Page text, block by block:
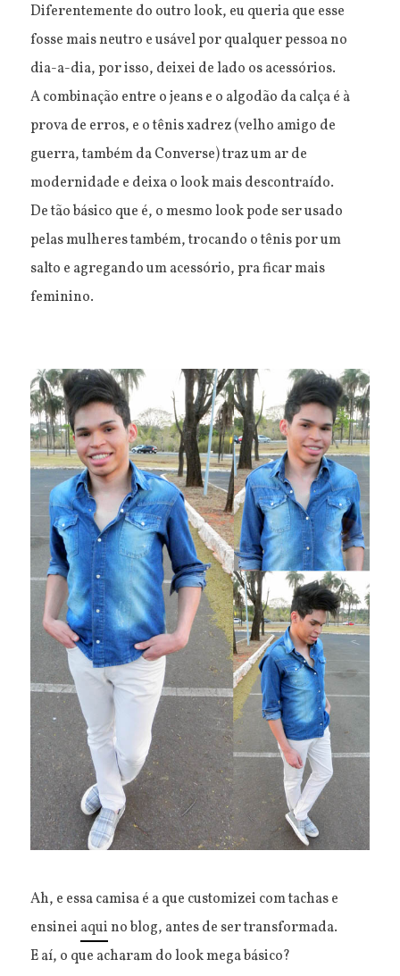
Diferentemente do outro look, eu queria que esse
fosse mais neutro e usável por qualquer pessoa no
dia-a-dia, por isso, deixei de lado os acessórios.
A combinação entre o jeans e o algodão da calça é à
prova de erros, e o tênis xadrez (velho amigo de
guerra, também da Converse) traz um ar de
modernidade e deixa o look mais descontraído.
De tão básico que é, o mesmo look pode ser usado
pelas mulheres também, trocando o tênis por um
salto e agregando um acessório, pra ficar mais
feminino.
Ah, e essa camisa é a que customizei com tachas e
ensinei aquino blog, antes de ser transformada.
E aí, o que acharam do look mega básico?